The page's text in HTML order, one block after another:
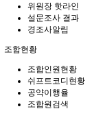
위원장 핫라인
설문조사 결과
경조사알림
조합현황
조합인원현황
쉬프트코디현황
공약이행율
조합원검색